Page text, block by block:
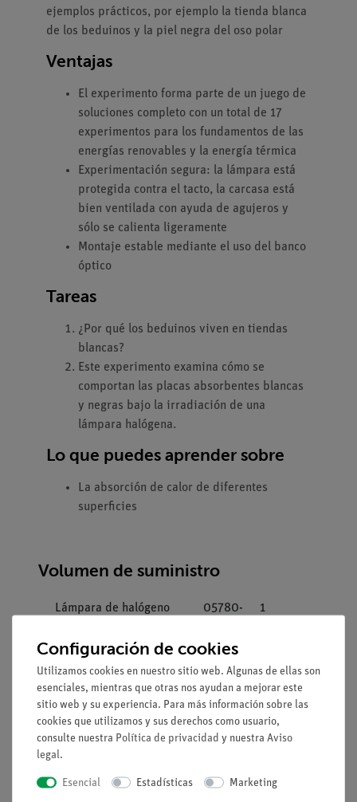
ejemplos prácticos, por ejemplo la tienda blanca
de los beduinos y la piel negra del oso polar
Ventajas
El experimento forma parte de un juego de
soluciones completo con un total de 17
experimentos para los fundamentos de las
energías renovables y la energía térmica
Experimentación segura: la lámpara está
protegida contra el tacto, la carcasa está
bien ventilada con ayuda de agujeros y
sólo se calienta ligeramente
Montaje estable mediante el uso del banco
óptico
Tareas
¿Por qué los beduinos viven en tiendas
blancas?
Este experimento examina cómo se
comportan las placas absorbentes blancas
y negras bajo la irradiación de una
lámpara halógena.
Lo que puedes aprender sobre
La absorción de calor de diferentes
superficies
Volumen de suministro
Lámpara de halógeno
W
05780-
1
Soporte para lámpara
de halógeno con
reflector
05781-
00
1
Colector solar para
experimentos de
00
Configuración de cookies
Utilizamos cookies en nuestro sitio web. Algunas de ellas son
esenciales, mientras que otras nos ayudan a mejorar este
sitio web y su experiencia. Para más información sobre las
cookies que utilizamos y sus derechos como usuario,
consulte nuestra Política de privacidad y nuestra Aviso
legal.
Esencial Estadísticas Marketing